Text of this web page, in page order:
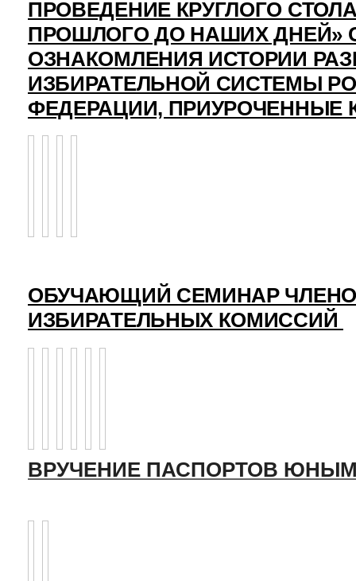
ПРОВЕДЕНИЕ КРУГЛОГО
ПРОШЛОГО ДО НАШИХ ДНЕЙ»
ОЗНАКОМЛЕНИЯ ИСТОРИИ
ИЗБИРАТЕЛЬНОЙ СИСТЕМЫ
ФЕДЕРАЦИИ, ПРИУРОЧЕННЫЕ
ОБУЧАЮЩИЙ СЕМИНАР
ИЗБИРАТЕЛЬНЫХ КОМИССИЙ
ВРУЧЕНИЕ ПАСПОРТОВ